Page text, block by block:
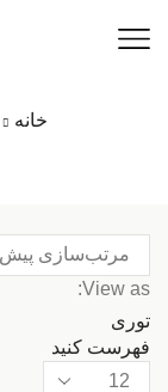
خانه
View as:
توری
فهرست کنید